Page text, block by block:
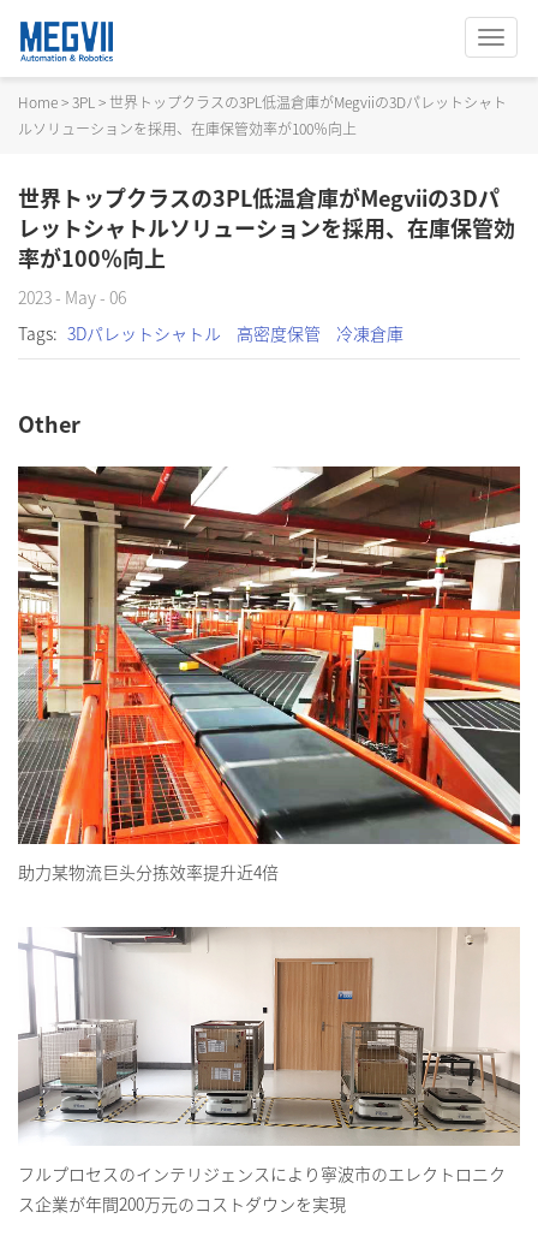
切
航
Home > 3PL > 世界トップクラスの3PL低温倉庫がMegviiの3Dパレットシャト
ルソリューションを採用、在庫保管効率が100％向上
世界トップクラスの3PL低温倉庫がMegviiの3Dパ
レットシャトルソリューションを採用、在庫保管効
率が100％向上
2023 - May - 06
Tags: 3Dパレットシャトル 高密度保管 冷凍倉庫
Other
助力某物流巨头分拣效率提升近4倍
フルプロセスのインテリジェンスにより寧波市のエレクトロニク
ス企業が年間200万元のコストダウンを実現